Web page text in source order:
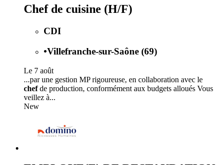
Chef de cuisine (H/F)
CDI
•Villefranche-sur-Saône (69)
Le 7 août
...par une gestion MP rigoureuse, en collaboration avec le
chefde production, conformément aux budgets alloués Vous
veillez à...
New